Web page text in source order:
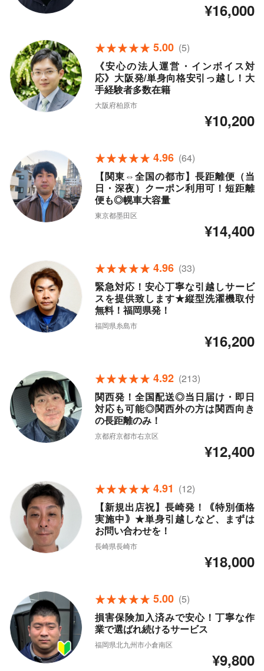
¥16,000
5.00 (5)
《安心の法人運営・インボイス対
応》大阪発/単身向格安引っ越し！大
手経験者多数在籍
大阪府柏原市
¥10,200
4.96 (64)
【関東⇔全国の都市】長距離便（当
日・深夜）クーポン利用可！短距離
便も◎幌車大容量
東京都墨田区
¥14,400
4.96 (33)
緊急対応！安心丁寧な引越しサービ
スを提供致します★縦型洗濯機取付
無料！福岡県発！
福岡県糸島市
¥16,200
4.92 (213)
関西発！全国配送◎当日届け・即日
対応も可能◎関西外の方は関西向き
の長距離のみ！
京都府京都市右京区
¥12,400
4.91 (12)
【新規出店祝】長崎発！｟特別価格
実施中｠★単身引越しなど、まずは
お問い合わせを！
長崎県長崎市
¥18,000
5.00 (5)
損害保険加入済みで安心！丁寧な作
業で選ばれ続けるサービス
福岡県北九州市小倉南区
¥9,800